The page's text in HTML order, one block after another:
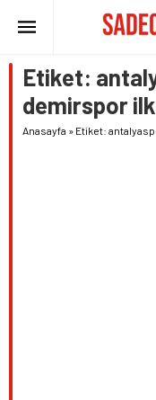
Etiket:
demirspor ilk
Anasayfa » Etiket: